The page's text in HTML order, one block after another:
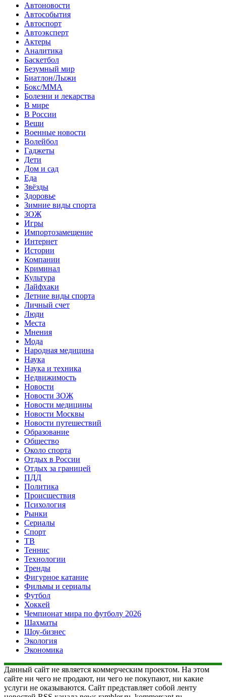
Автоновости
Автособытия
Автоспорт
Автоэксперт
Актеры
Аналитика
Баскетбол
Безумный мир
Биатлон/Лыжи
Бокс/MMA
Болезни и лекарства
В мире
В России
Вещи
Военные новости
Волейбол
Гаджеты
Дети
Дом и сад
Еда
Звёзды
Здоровье
Зимние виды спорта
ЗОЖ
Игры
Импортозамещение
Интернет
Истории
Компании
Криминал
Культура
Лайфхаки
Летние виды спорта
Личный счет
Люди
Места
Мнения
Мода
Народная медицина
Наука
Наука и техника
Недвижимость
Новости
Новости ЗОЖ
Новости медицины
Новости Москвы
Новости путешествий
Образование
Общество
Около спорта
Отдых в России
Отдых за границей
ПДД
Политика
Происшествия
Психология
Рынки
Сериалы
Спорт
ТВ
Теннис
Технологии
Тренды
Фигурное катание
Фильмы и сериалы
Футбол
Хоккей
Чемпионат мира по футболу 2026
Шахматы
Шоу-бизнес
Экология
Экономика
Данный сайт не является коммерческим проектом. На этом
сайте ни чего не продают, ни чего не покупают, ни какие
услуги не оказываются. Сайт представляет собой ленту